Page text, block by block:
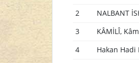
2 NALBANT
3 KÂMİLÎ,
4 Hakan Hadi